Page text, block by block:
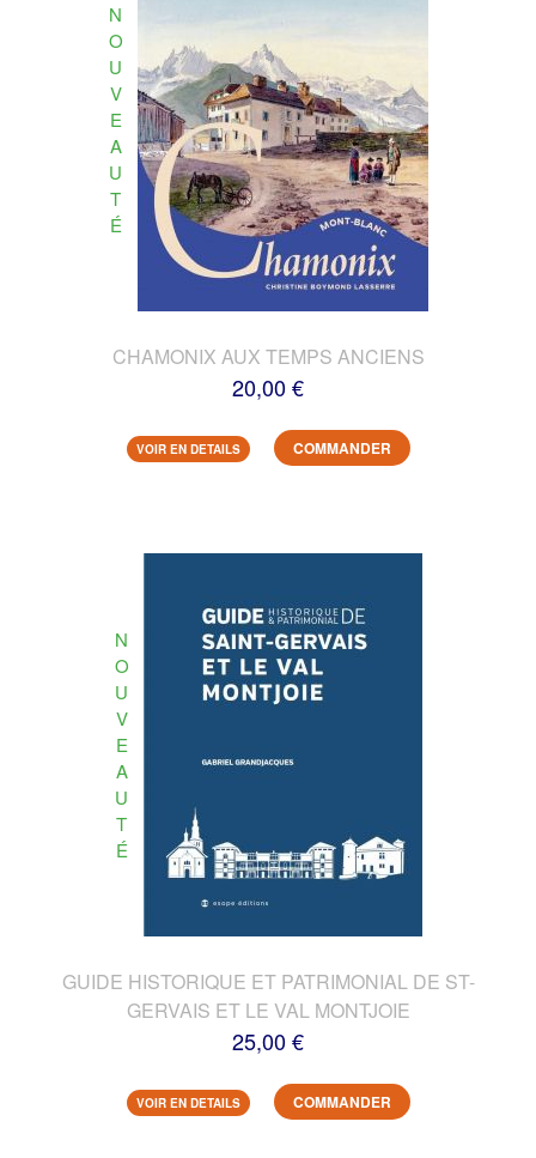
N
O
U
V
E
A
U
T
É
CHAMONIX AUX TEMPS ANCIENS
20,00 €
VOIR EN DETAILS COMMANDER
N
O
U
V
E
A
U
T
É
GUIDE HISTORIQUE ET PATRIMONIAL DE ST-
GERVAIS ET LE VAL MONTJOIE
25,00 €
VOIR EN DETAILS COMMANDER